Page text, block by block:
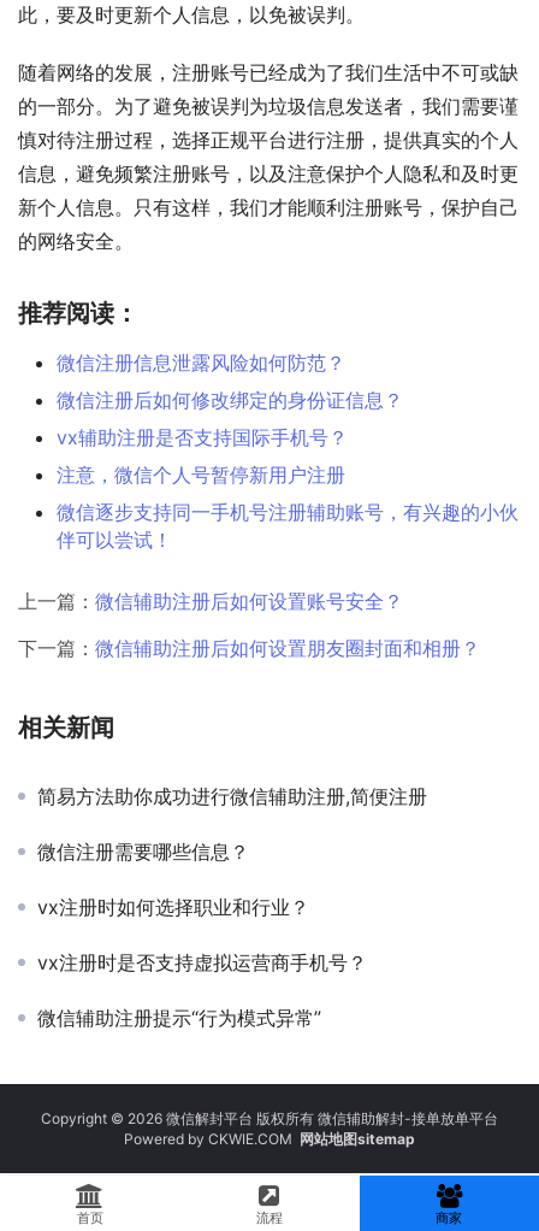
此，要及时更新个人信息，以免被误判。
随着网络的发展，注册账号已经成为了我们生活中不可或缺
的一部分。为了避免被误判为垃圾信息发送者，我们需要谨
慎对待注册过程，选择正规平台进行注册，提供真实的个人
信息，避免频繁注册账号，以及注意保护个人隐私和及时更
新个人信息。只有这样，我们才能顺利注册账号，保护自己
的网络安全。
推荐阅读：
微信注册信息泄露风险如何防范？
微信注册后如何修改绑定的身份证信息？
vx辅助注册是否支持国际手机号？
注意，微信个人号暂停新用户注册
微信逐步支持同一手机号注册辅助账号，有兴趣的小伙
伴可以尝试！
上一篇： 微信辅助注册后如何设置账号安全？
下一篇： 微信辅助注册后如何设置朋友圈封面和相册？
相关新闻
简易方法助你成功进行微信辅助注册,简便注册
微信注册需要哪些信息？
vx注册时如何选择职业和行业？
vx注册时是否支持虚拟运营商手机号？
微信辅助注册提示“行为模式异常”
Copyright © 2026 微信解封平台 版权所有 微信辅助解封-接单放单平台
Powered by CKWIE.COM 网站地图sitemap
首页 流程 商家